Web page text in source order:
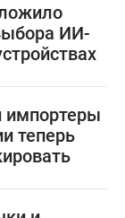
ИИ-
импортеры
теперь